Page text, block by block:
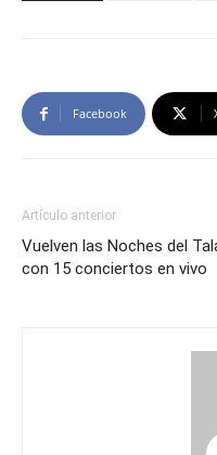
Facebook
Artículo anterior
Vuelven las Noches del
con 15 conciertos en vivo